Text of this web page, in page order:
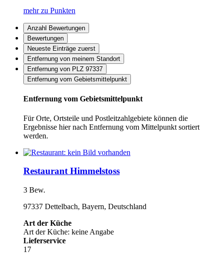
mehr zu Punkten
Anzahl Bewertungen
Bewertungen
Neueste Einträge zuerst
Entfernung von meinem Standort
Entfernung von PLZ 97337
Entfernung vom Gebietsmittelpunkt
Entfernung vom Gebietsmittelpunkt
Für Orte, Ortsteile und Postleitzahlgebiete können die
Ergebnisse hier nach Entfernung vom Mittelpunkt sortiert
werden.
Restaurant Himmelstoss
3 Bew.
97337 Dettelbach, Bayern, Deutschland
Art der Küche
Art der Küche: keine Angabe
Lieferservice
17